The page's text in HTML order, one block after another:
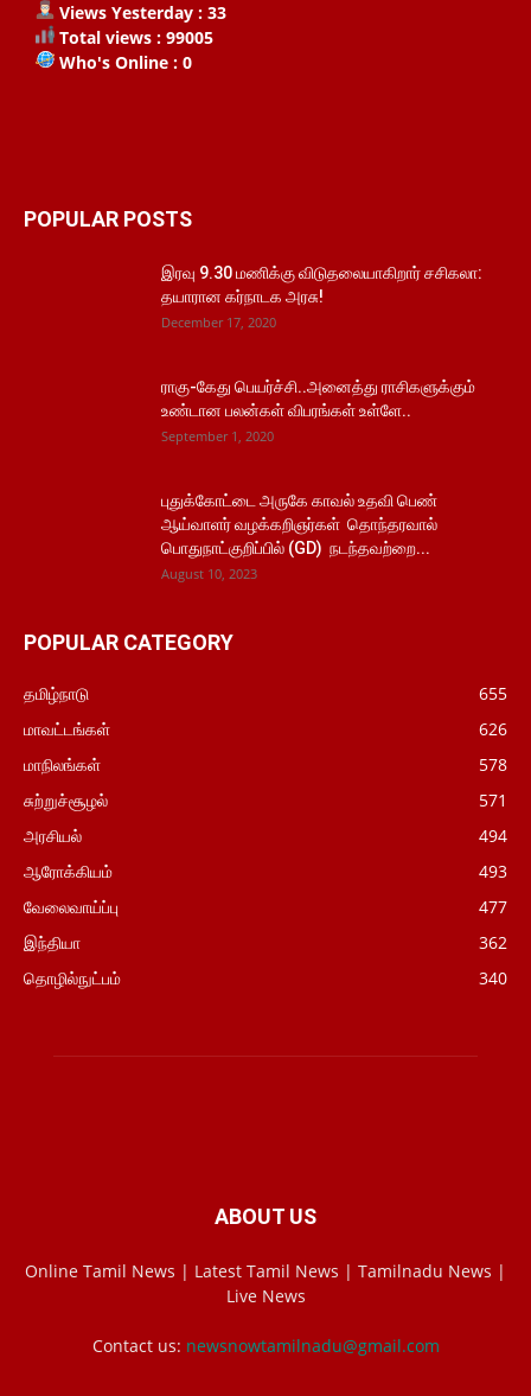
Views Yesterday : 33
Total views : 99005
Who's Online : 0
POPULAR POSTS
இரவு 9.30 மணிக்கு விடுதலையாகிறார் சசிகலா:
தயாரான கர்நாடக அரசு!
December 17, 2020
ராகு-கேது பெயர்ச்சி..அனைத்து ராசிகளுக்கும்
உண்டான பலன்கள் விபரங்கள் உள்ளே..
September 1, 2020
புதுக்கோட்டை அருகே காவல் உதவி பெண்
ஆய்வாளர் வழக்கறிஞர்கள் தொந்தரவால்
பொதுநாட்குறிப்பில் (GD) நடந்தவற்றை...
August 10, 2023
POPULAR CATEGORY
தமிழ்நாடு
655
மாவட்டங்கள்
626
மாநிலங்கள்
578
சுற்றுச்சூழல்
571
அரசியல்
494
ஆரோக்கியம்
493
வேலைவாய்ப்பு
477
இந்தியா
362
தொழில்நுட்பம்
340
ABOUT US
Online Tamil News | Latest Tamil News | Tamilnadu News |
Live News
Contact us: newsnowtamilnadu@gmail.com